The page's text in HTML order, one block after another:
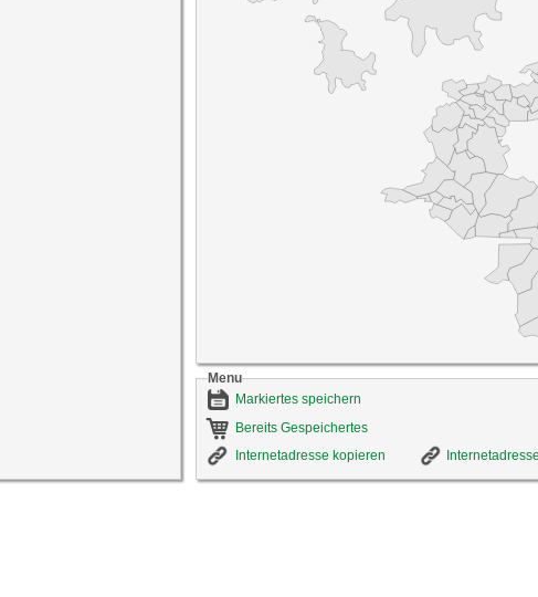
Menu
Markiertes speichern
Bereits Gespeichertes
Internetadresse kopieren